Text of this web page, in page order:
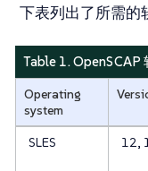
下表列出了所需的
Table 1. OpenSCAP
Operating
system
SLES 12,